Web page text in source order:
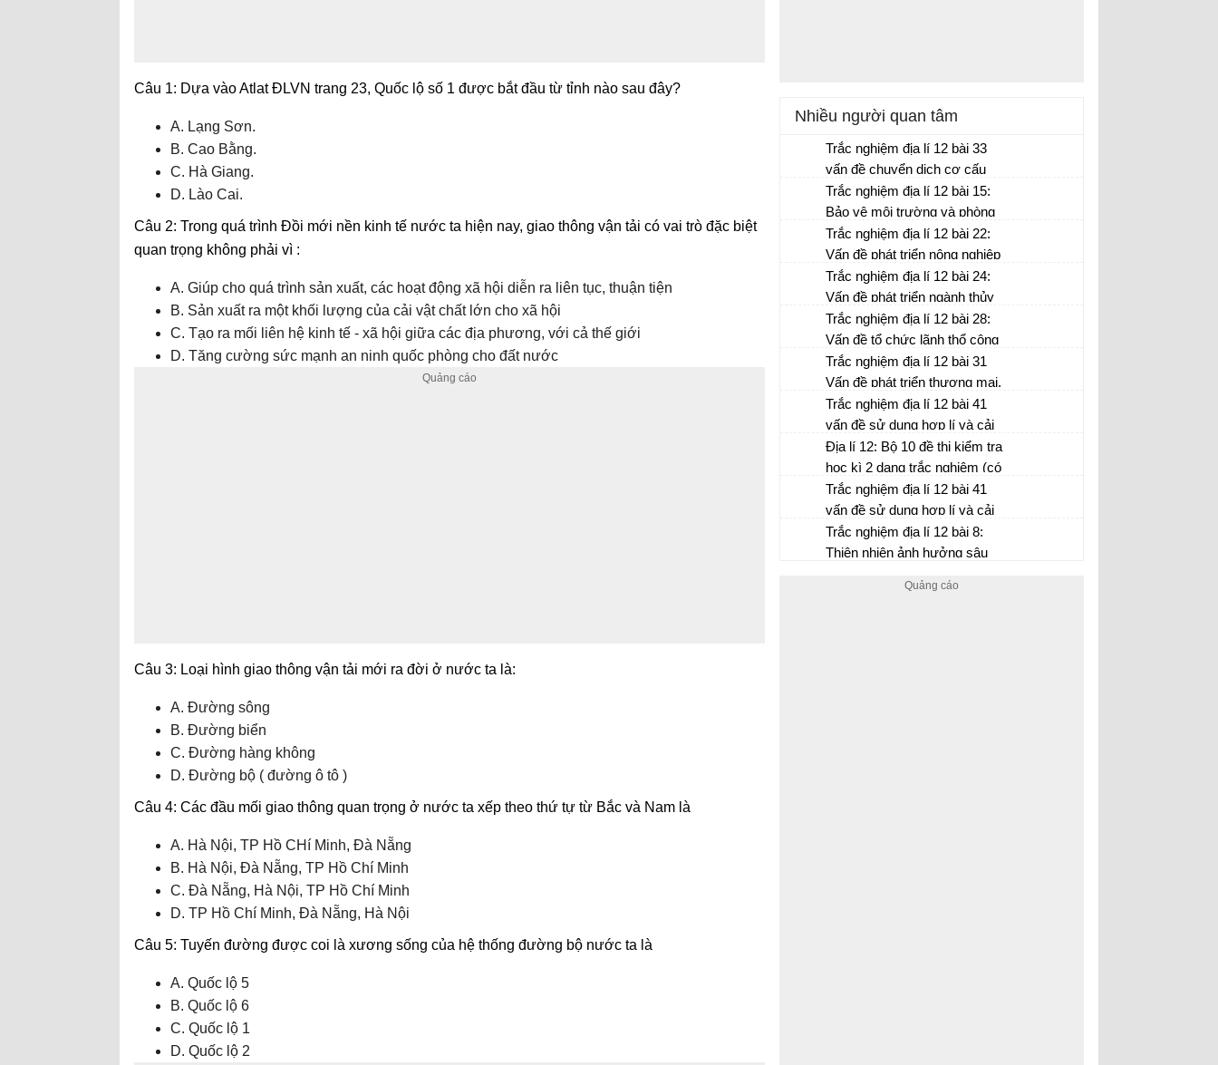
Câu 1: Dựa vào Atlat ĐLVN trang 23, Quốc lộ số 1 được bắt đầu từ tỉnh nào sau đây?
A. Lạng Sơn.
B. Cao Bằng.
C. Hà Giang.
D. Lào Cai.
Câu 2: Trong quá trình Đồi mới nền kinh tế nước ta hiện nay, giao thông vận tải có vai trò đặc biệt
quan trọng không phải vì :
A. Giúp cho quá trình sản xuất, các hoạt động xã hội diễn ra liên tục, thuận tiện
B. Sản xuất ra một khối lượng của cải vật chất lớn cho xã hội
C. Tạo ra mối liên hệ kinh tế - xã hội giữa các địa phương, với cả thế giới
D. Tăng cường sức mạnh an ninh quốc phòng cho đất nước
Câu 3: Loại hình giao thông vận tải mới ra đời ở nước ta là:
A. Đường sông
B. Đường biển
C. Đường hàng không
D. Đường bộ ( đường ô tô )
Câu 4: Các đầu mối giao thông quan trọng ở nước ta xếp theo thứ tự từ Bắc và Nam là
A. Hà Nội, TP Hồ CHí Minh, Đà Nẵng
B. Hà Nội, Đà Nẵng, TP Hồ Chí Minh
C. Đà Nẵng, Hà Nội, TP Hồ Chí Minh
D. TP Hồ Chí Minh, Đà Nẵng, Hà Nội
Câu 5: Tuyến đường được coi là xương sống của hệ thống đường bộ nước ta là
A. Quốc lộ 5
B. Quốc lộ 6
C. Quốc lộ 1
D. Quốc lộ 2
Nhiều người quan tâm
Trắc nghiệm địa lí 12 bài 33
vấn đề chuyển dịch cơ cấu
kinh tế theo ngành ở Đồng
bằng sông Hồng (P1)
Trắc nghiệm địa lí 12 bài 15:
Bảo vệ môi trường và phòng
chống thiên tai (P3)
Trắc nghiệm địa lí 12 bài 22:
Vấn đề phát triển nông nghiệp
(P3)
Trắc nghiệm địa lí 12 bài 24:
Vấn đề phát triển ngành thủy
sản và lâm nghiệp (P2)
Trắc nghiệm địa lí 12 bài 28:
Vấn đề tổ chức lãnh thổ công
nghiệp (P2)
Trắc nghiệm địa lí 12 bài 31
Vấn đề phát triển thương mại,
du lịch (P2)
Trắc nghiệm địa lí 12 bài 41
vấn đề sử dụng hợp lí và cải
tạo tự nhiên ở đồng bằng sông
Cửu Long (P3)
Địa lí 12: Bộ 10 đề thi kiểm tra
học kì 2 dạng trắc nghiệm (có
đáp án)
Trắc nghiệm địa lí 12 bài 41
vấn đề sử dụng hợp lí và cải
tạo tự nhiên ở đồng bằng sông
Cửu Long (P2)
Trắc nghiệm địa lí 12 bài 8:
Thiên nhiên ảnh hưởng sâu